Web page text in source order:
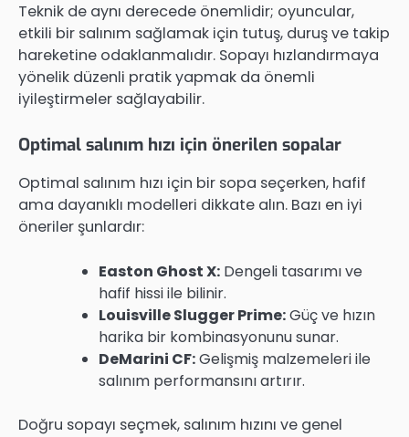
Teknik de aynı derecede önemlidir; oyuncular,
etkili bir salınım sağlamak için tutuş, duruş ve takip
hareketine odaklanmalıdır. Sopayı hızlandırmaya
yönelik düzenli pratik yapmak da önemli
iyileştirmeler sağlayabilir.
Optimal salınım hızı için önerilen sopalar
Optimal salınım hızı için bir sopa seçerken, hafif
ama dayanıklı modelleri dikkate alın. Bazı en iyi
öneriler şunlardır:
Easton Ghost X: Dengeli tasarımı ve
hafif hissi ile bilinir.
Louisville Slugger Prime:Güç ve hızın
harika bir kombinasyonunu sunar.
DeMarini CF:Gelişmiş malzemeleri ile
salınım performansını artırır.
Doğru sopayı seçmek, salınım hızını ve genel